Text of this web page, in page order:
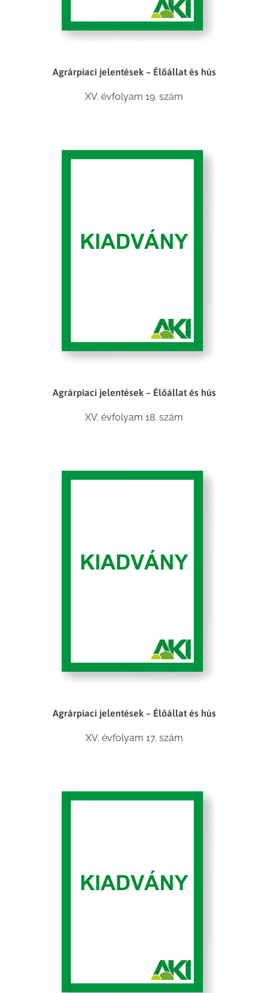
Agrárpiaci jelentések – Élőállat és hús
XV. évfolyam 19. szám
Agrárpiaci jelentések – Élőállat és hús
XV. évfolyam 18. szám
Agrárpiaci jelentések – Élőállat és hús
XV. évfolyam 17. szám